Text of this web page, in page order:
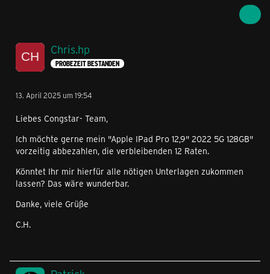
Chris.hp
PROBEZEIT BESTANDEN
13. April 2025 um 19:54
Liebes Congstar- Team,
Ich möchte gerne mein "Apple IPad Pro 12,9" 2022 5G 128GB"
vorzeitig abbezahlen, die verbleibenden 12 Raten.
Könntet Ihr mir hierfür alle nötigen Unterlagen zukommen
lassen? Das wäre wunderbar.
Danke, viele Grüße
C.H.